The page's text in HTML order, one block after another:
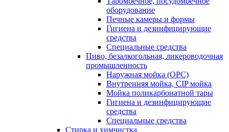
оборудование
Печные камеры и формы
Гигиена и дезинфицирующие
средства
Специальные средства
Пиво, безалкогольная, ликероводочная
промышленность
Наружная мойка (ОРС)
Внутренняя мойка, CIP мойка
Мойка поликарбонатной тары
Гигиена и дезинфицирующие
средства
Специальные средства
Стирка и химчистка